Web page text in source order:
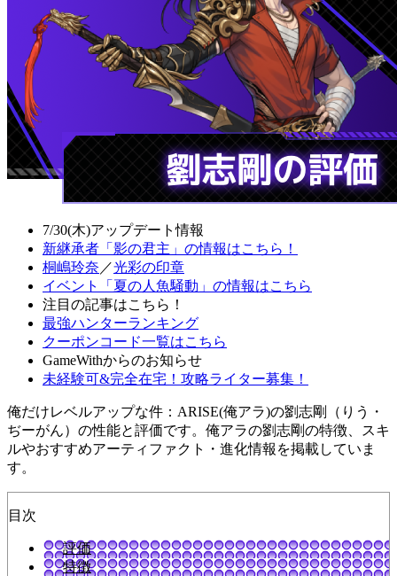
7/30(木)アップデート情報
新継承者「影の君主」の情報はこちら！
桐嶋玲奈 ／光彩の印章
イベント「夏の人魚騒動」の情報はこちら
注目の記事はこちら！
最強ハンターランキング
クーポンコード一覧はこちら
GameWithからのお知らせ
未経験可&完全在宅！攻略ライター募集！
俺だけレベルアップな件：ARISE(俺アラ)の劉志剛（りう・
ぢーがん）の性能と評価です。俺アラの劉志剛の特徴、スキ
ルやおすすめアーティファクト・進化情報を掲載していま
す。
目次
評価
特徴